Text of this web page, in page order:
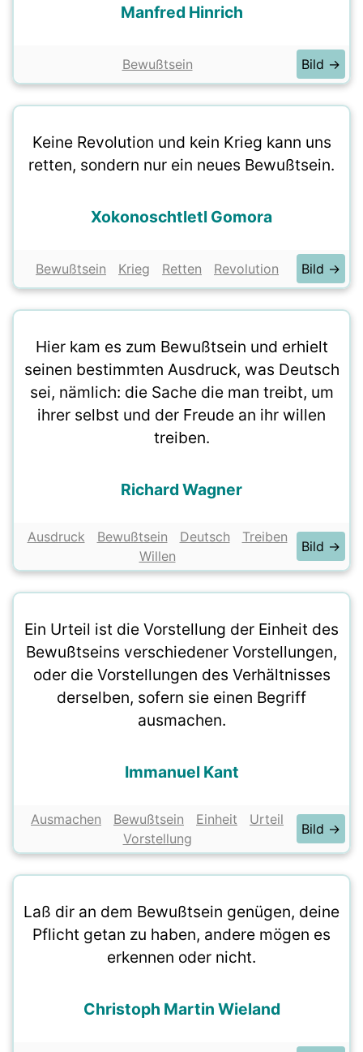
Manfred Hinrich
Bewußtsein Bild →
Keine Revolution und kein Krieg kann uns
retten, sondern nur ein neues Bewußtsein.
Xokonoschtletl Gomora
Bewußtsein Krieg Retten Revolution Bild →
Hier kam es zum Bewußtsein und erhielt
seinen bestimmten Ausdruck, was Deutsch
sei, nämlich: die Sache die man treibt, um
ihrer selbst und der Freude an ihr willen
treiben.
Richard Wagner
Ausdruck Bewußtsein Deutsch
Treiben
Willen
Bild →
Ein Urteil ist die Vorstellung der Einheit des
Bewußtseins verschiedener Vorstellungen,
oder die Vorstellungen des Verhältnisses
derselben, sofern sie einen Begriff
ausmachen.
Immanuel Kant
Ausmachen Bewußtsein Einheit
Urteil
Vorstellung
Bild →
Laß dir an dem Bewußtsein genügen, deine
Pflicht getan zu haben, andere mögen es
erkennen oder nicht.
Christoph Martin Wieland